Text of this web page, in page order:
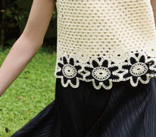
海外配送